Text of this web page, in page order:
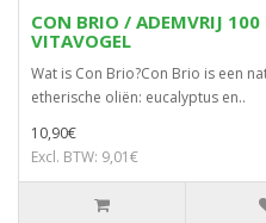
CON BRIO / ADEMVRIJ
VITAVOGEL
Wat is Con Brio?Con Brio is een
etherische oliën: eucalyptus en..
10,90€
Excl. BTW: 9,01€